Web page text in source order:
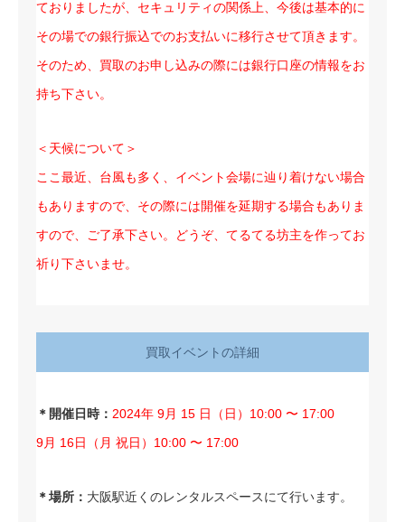
ておりましたが、セキュリティの関係上、今後は基本的に
その場での銀行振込でのお支払いに移行させて頂きます。
そのため、買取のお申し込みの際には銀行口座の情報をお
持ち下さい。
＜天候について＞
ここ最近、台風も多く、イベント会場に辿り着けない場合
もありますので、その際には開催を延期する場合もありま
すので、ご了承下さい。どうぞ、てるてる坊主を作ってお
祈り下さいませ。
買取イベントの詳細
＊開催日時： 2024年 9月 15 日（日）10:00 〜 17:00
9月 16日（月 祝日）10:00 〜 17:00
＊場所： 大阪駅近くのレンタルスペースにて行います。